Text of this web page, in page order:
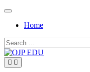
Skip
contentHome
Search
for: